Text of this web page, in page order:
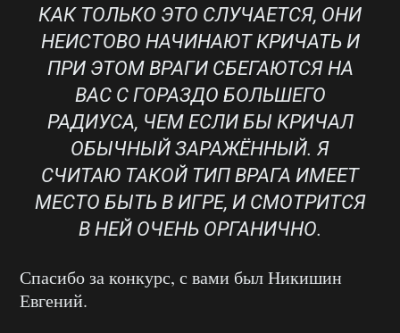
КАК ТОЛЬКО ЭТО СЛУЧАЕТСЯ, ОНИ
НЕИСТОВО НАЧИНАЮТ КРИЧАТЬ И
ПРИ ЭТОМ ВРАГИ СБЕГАЮТСЯ НА
ВАС С ГОРАЗДО БОЛЬШЕГО
РАДИУСА, ЧЕМ ЕСЛИ БЫ КРИЧАЛ
ОБЫЧНЫЙ ЗАРАЖЁННЫЙ. Я
СЧИТАЮ ТАКОЙ ТИП ВРАГА ИМЕЕТ
МЕСТО БЫТЬ В ИГРЕ, И СМОТРИТСЯ
В НЕЙ ОЧЕНЬ ОРГАНИЧНО.
Спасибо за конкурс, с вами был Никишин
Евгений.